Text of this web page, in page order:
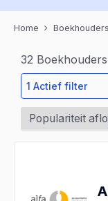
Home Boekhouders
32
1 Actief filter